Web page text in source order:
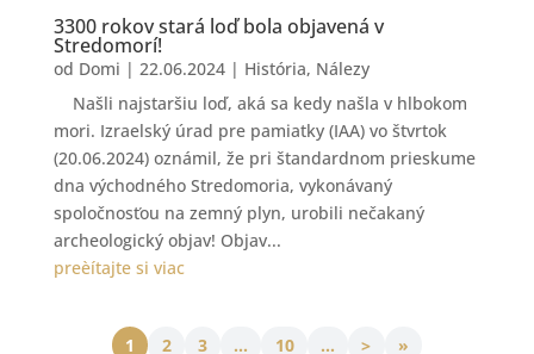
3300 rokov stará loď bola objavená v
Stredomorí!
od Domi | 22.06.2024| História, Nálezy
Našli najstaršiu loď, aká sa kedy našla v hlbokom
mori. Izraelský úrad pre pamiatky (IAA) vo štvrtok
(20.06.2024) oznámil, že pri štandardnom prieskume
dna východného Stredomoria, vykonávaný
spoločnosťou na zemný plyn, urobili nečakaný
archeologický objav! Objav...
preèítajte si viac
1 2 3 ... 10 ... > »